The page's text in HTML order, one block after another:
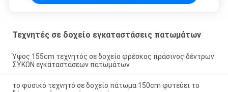
Τεχνητές σε δοχείο εγκαταστάσεις πατωμάτων
Ύψος 155cm τεχνητός σε δοχείο φρέσκος πράσινος δέντρων
ΣΥΚΩΝ εγκαταστάσεων πατωμάτων
το φυσικό τεχνητό σε δοχείο πάτωμα 150cm φυτεύει το